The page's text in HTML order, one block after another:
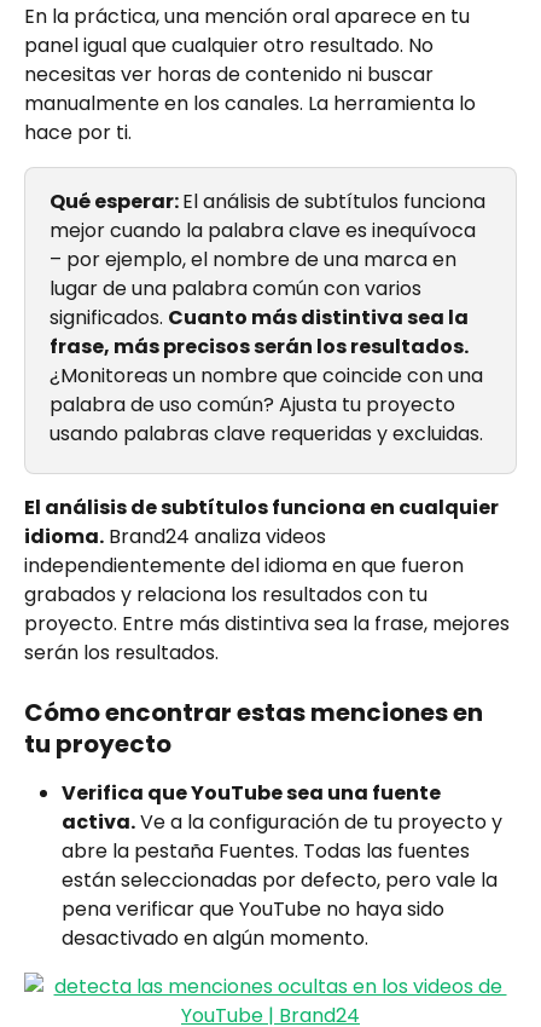
En la práctica, una mención oral aparece en tu
panel igual que cualquier otro resultado. No
necesitas ver horas de contenido ni buscar
manualmente en los canales. La herramienta lo
hace por ti.
Qué esperar: El análisis de subtítulos funciona
mejor cuando la palabra clave es inequívoca
– por ejemplo, el nombre de una marca en
lugar de una palabra común con varios
significados. Cuanto más distintiva sea la
frase, más precisos serán los resultados.
¿Monitoreas un nombre que coincide con una
palabra de uso común? Ajusta tu proyecto
usando palabras clave requeridas y excluidas.
El análisis de subtítulos funciona en cualquier
idioma. Brand24 analiza videos
independientemente del idioma en que fueron
grabados y relaciona los resultados con tu
proyecto. Entre más distintiva sea la frase, mejores
serán los resultados.
Cómo encontrar estas menciones en
tu proyecto
Verifica que YouTube sea una fuente
activa. Ve a la configuración de tu proyecto y
abre la pestaña Fuentes. Todas las fuentes
están seleccionadas por defecto, pero vale la
pena verificar que YouTube no haya sido
desactivado en algún momento.